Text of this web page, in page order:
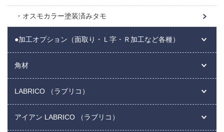
オスモカラー塗装済みタモ
●加工オプション（面取り・Ｌ字・Ｒ加工など各種）
角材
LABRICO （ラブリコ）
アイアン LABRICO （ラブリコ）